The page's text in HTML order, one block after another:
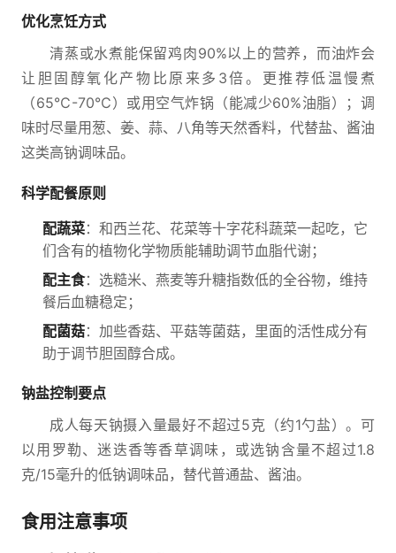
优化烹饪方式
清蒸或水煮能保留鸡肉90%以上的营养，而油炸会
让胆固醇氧化产物比原来多3倍。更推荐低温慢煮
（65℃-70℃）或用空气炸锅（能减少60%油脂）；调
味时尽量用葱、姜、蒜、八角等天然香料，代替盐、酱油
这类高钠调味品。
科学配餐原则
配蔬菜：和西兰花、花菜等十字花科蔬菜一起吃，它
们含有的植物化学物质能辅助调节血脂代谢；
配主食：选糙米、燕麦等升糖指数低的全谷物，维持
餐后血糖稳定；
配菌菇：加些香菇、平菇等菌菇，里面的活性成分有
助于调节胆固醇合成。
钠盐控制要点
成人每天钠摄入量最好不超过5克（约1勺盐）。可
以用罗勒、迷迭香等香草调味，或选钠含量不超过1.8
克/15毫升的低钠调味品，替代普通盐、酱油。
食用注意事项